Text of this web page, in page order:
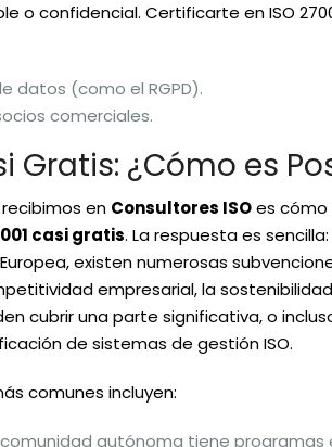
o confidencial. Certificarte en ISO
datos (como el RGPD).
comerciales.
Gratis: ¿Cómo es
en Consultores ISOes
casi gratis. La respuesta es sencilla:
Europea, existen numerosas
empresarial, la
cubrir una parte significativa, o
de sistemas de gestión ISO.
comunes incluyen:
autónoma tiene programas